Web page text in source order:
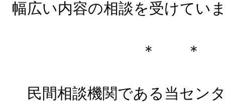
幅広い内容の相談を受けてい
＊ ＊
民間相談機関である当セン